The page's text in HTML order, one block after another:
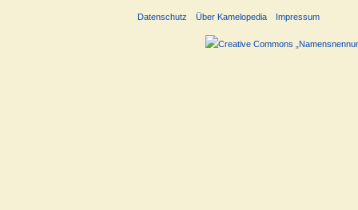
Datenschutz Über Kamelopedia Impressum